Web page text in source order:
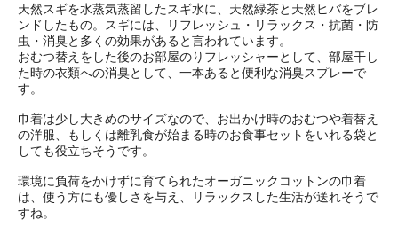
天然スギを水蒸気蒸留したスギ水に、天然緑茶と天然ヒバをブレ
ンドしたもの。スギには、リフレッシュ・リラックス・抗菌・防
虫・消臭と多くの効果があると言われています。
おむつ替えをした後のお部屋のりフレッシャーとして、部屋干し
た時の衣類への消臭として、一本あると便利な消臭スプレーで
す。
巾着は少し大きめのサイズなので、お出かけ時のおむつや着替え
の洋服、もしくは離乳食が始まる時のお食事セットをいれる袋と
しても役立ちそうです。
環境に負荷をかけずに育てられたオーガニックコットンの巾着
は、使う方にも優しさを与え、リラックスした生活が送れそうで
すね。